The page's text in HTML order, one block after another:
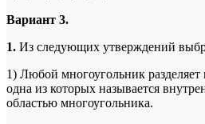
Вариант 3.
1. Из следующих утверждений
1) Любой многоугольник разделяет
одна из которых называется
областью многоугольника.